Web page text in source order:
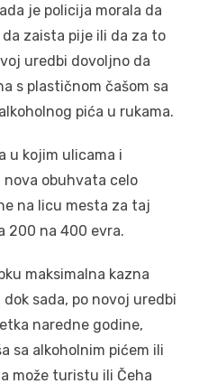
je policija morala da
zaista pije ili da za to
uredbi dovoljno da
s plastičnom čašom sa
pića u rukama.
u kojim ulicama i
nova obuhvata celo
na licu mesta za taj
200 na 400 evra.
maksimalna kazna
sada, po novoj uredbi
naredne godine,
sa alkoholnim pićem ili
može turistu ili Čeha